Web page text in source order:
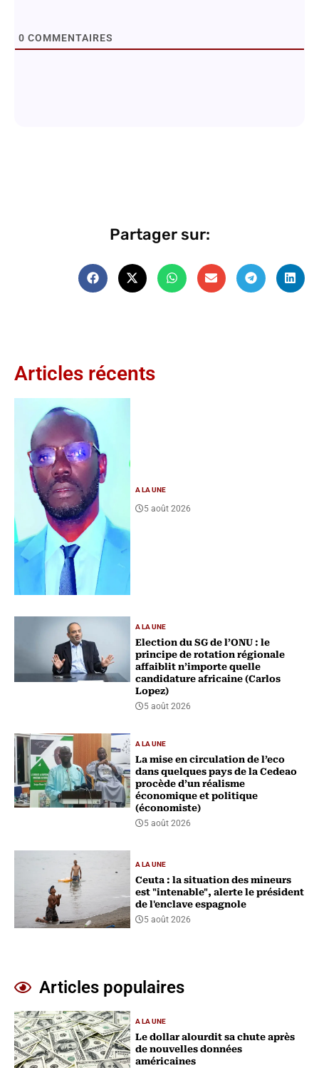
0 COMMENTAIRES
Partager sur:
Articles récents
A LA UNE
5 août 2026
A LA UNE
Election du SG de l’ONU : le
principe de rotation régionale
affaiblit n’importe quelle
candidature africaine (Carlos
Lopez)
5 août 2026
A LA UNE
La mise en circulation de l’eco
dans quelques pays de la Cedeao
procède d’un réalisme
économique et politique
(économiste)
5 août 2026
A LA UNE
Ceuta : la situation des mineurs
est "intenable", alerte le président
de l'enclave espagnole
5 août 2026
Articles populaires
A LA UNE
Le dollar alourdit sa chute après
de nouvelles données
américaines